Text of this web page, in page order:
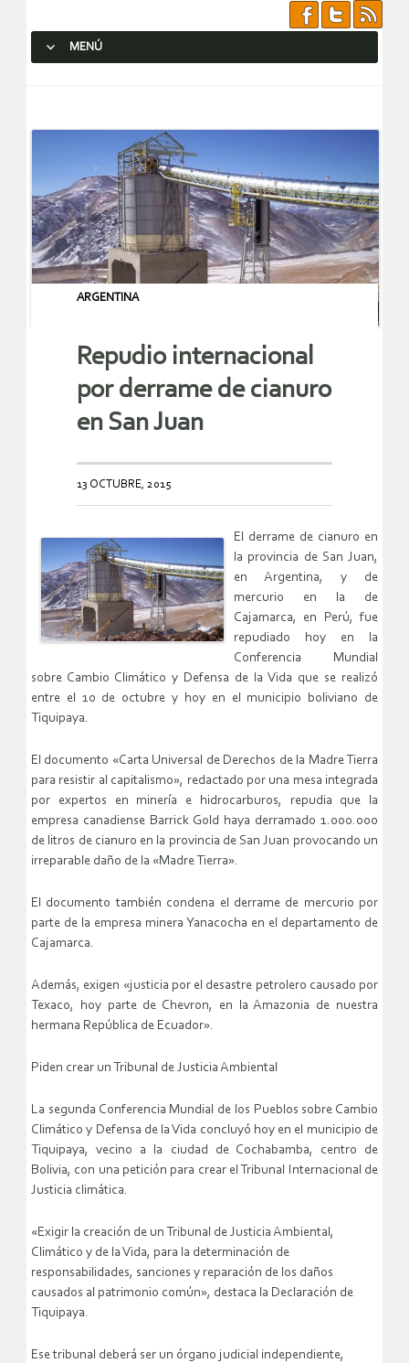
MENÚ
ARGENTINA
Repudio internacional
por derrame de cianuro
en San Juan
13 OCTUBRE, 2015
El derrame de cianuro en
la provincia de San Juan,
en Argentina, y de
mercurio en la de
Cajamarca, en Perú, fue
repudiado hoy en la
Conferencia Mundial
sobre Cambio Climático y Defensa de la Vida que se realizó
entre el 10 de octubre y hoy en el municipio boliviano de
Tiquipaya.
El documento «Carta Universal de Derechos de la Madre Tierra
para resistir al capitalismo», redactado por una mesa integrada
por expertos en minería e hidrocarburos, repudia que la
empresa canadiense Barrick Gold haya derramado 1.000.000
de litros de cianuro en la provincia de San Juan provocando un
irreparable daño de la «Madre Tierra».
El documento también condena el derrame de mercurio por
parte de la empresa minera Yanacocha en el departamento de
Cajamarca.
Además, exigen «justicia por el desastre petrolero causado por
Texaco, hoy parte de Chevron, en la Amazonia de nuestra
hermana República de Ecuador».
Piden crear un Tribunal de Justicia Ambiental
La segunda Conferencia Mundial de los Pueblos sobre Cambio
Climático y Defensa de la Vida concluyó hoy en el municipio de
Tiquipaya, vecino a la ciudad de Cochabamba, centro de
Bolivia, con una petición para crear el Tribunal Internacional de
Justicia climática.
«Exigir la creación de un Tribunal de Justicia Ambiental,
Climático y de la Vida, para la determinación de
responsabilidades, sanciones y reparación de los daños
causados al patrimonio común», destaca la Declaración de
Tiquipaya.
Ese tribunal deberá ser un órgano judicial independiente,